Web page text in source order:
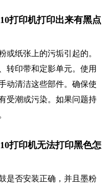
打印机打印出来有黑点
或纸张上的污垢引起的。
转印带和定影单元。使用
动清洁这些部件。确保使
受潮或污染。如果问题持
打印机无法打印黑色怎
是否安装正确，并且墨粉